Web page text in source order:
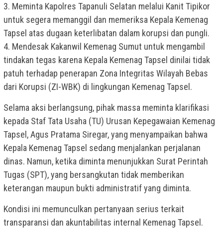
3. Meminta Kapolres Tapanuli Selatan melalui Kanit Tipikor
untuk segera memanggil dan memeriksa Kepala Kemenag
Tapsel atas dugaan keterlibatan dalam korupsi dan pungli.
4. Mendesak Kakanwil Kemenag Sumut untuk mengambil
tindakan tegas karena Kepala Kemenag Tapsel dinilai tidak
patuh terhadap penerapan Zona Integritas Wilayah Bebas
dari Korupsi (ZI-WBK) di lingkungan Kemenag Tapsel.
Selama aksi berlangsung, pihak massa meminta klarifikasi
kepada Staf Tata Usaha (TU) Urusan Kepegawaian Kemenag
Tapsel, Agus Pratama Siregar, yang menyampaikan bahwa
Kepala Kemenag Tapsel sedang menjalankan perjalanan
dinas. Namun, ketika diminta menunjukkan Surat Perintah
Tugas (SPT), yang bersangkutan tidak memberikan
keterangan maupun bukti administratif yang diminta.
Kondisi ini memunculkan pertanyaan serius terkait
transparansi dan akuntabilitas internal Kemenag Tapsel.